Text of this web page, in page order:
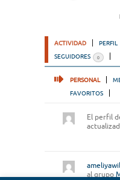
ACTIVIDAD PERFIL
SEGUIDORES 0
PERSONAL
FAVORITOS
El perfil
al grupo